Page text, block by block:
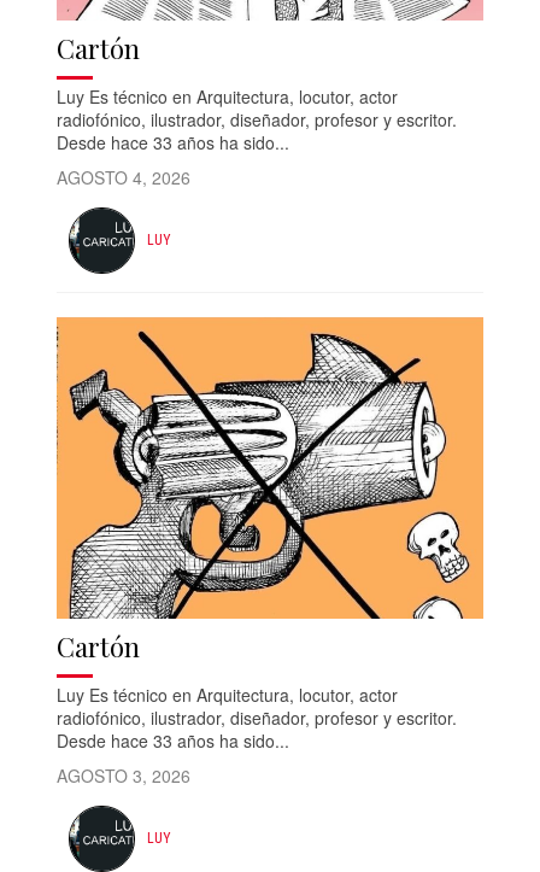
Cartón
Luy Es técnico en Arquitectura, locutor, actor
radiofónico, ilustrador, diseñador, profesor y escritor.
Desde hace 33 años ha sido...
AGOSTO 4, 2026
LUY
Cartón
Luy Es técnico en Arquitectura, locutor, actor
radiofónico, ilustrador, diseñador, profesor y escritor.
Desde hace 33 años ha sido...
AGOSTO 3, 2026
LUY